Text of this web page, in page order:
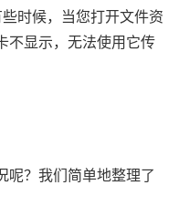
时候，当您打开文件资
不显示，无法使用它传
呢？我们简单地整理了